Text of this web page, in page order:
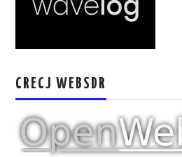
MUMLA APP ( MUY FÁCIL )
CRECJ WEBSDR